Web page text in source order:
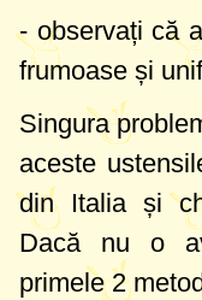
- observați că
frumoase și
Singura
aceste
din Italia și
Dacă nu o
primele 2